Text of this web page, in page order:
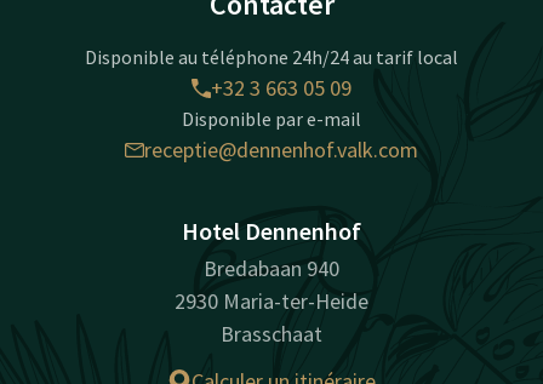
Disponible au téléphone 24h/24 au tarif local
+32 3 663 05 09
Disponible par e-mail
receptie@dennenhof.valk.com
Hotel Dennenhof
Bredabaan 940
2930 Maria-ter-Heide
Brasschaat